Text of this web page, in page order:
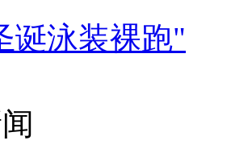
诞泳装裸跑"